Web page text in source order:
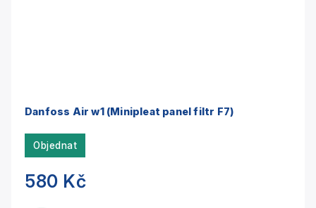
Danfoss Air w1 (Minipleat panel filtr F7)
Objednat
580 Kč